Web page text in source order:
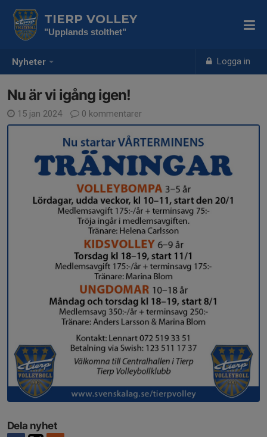
Nyheter Logga in
TIERP VOLLEY
"Upplands stolthet"
Nu är vi igång igen!
15 jan 2024 0 kommentarer
Dela nyhet